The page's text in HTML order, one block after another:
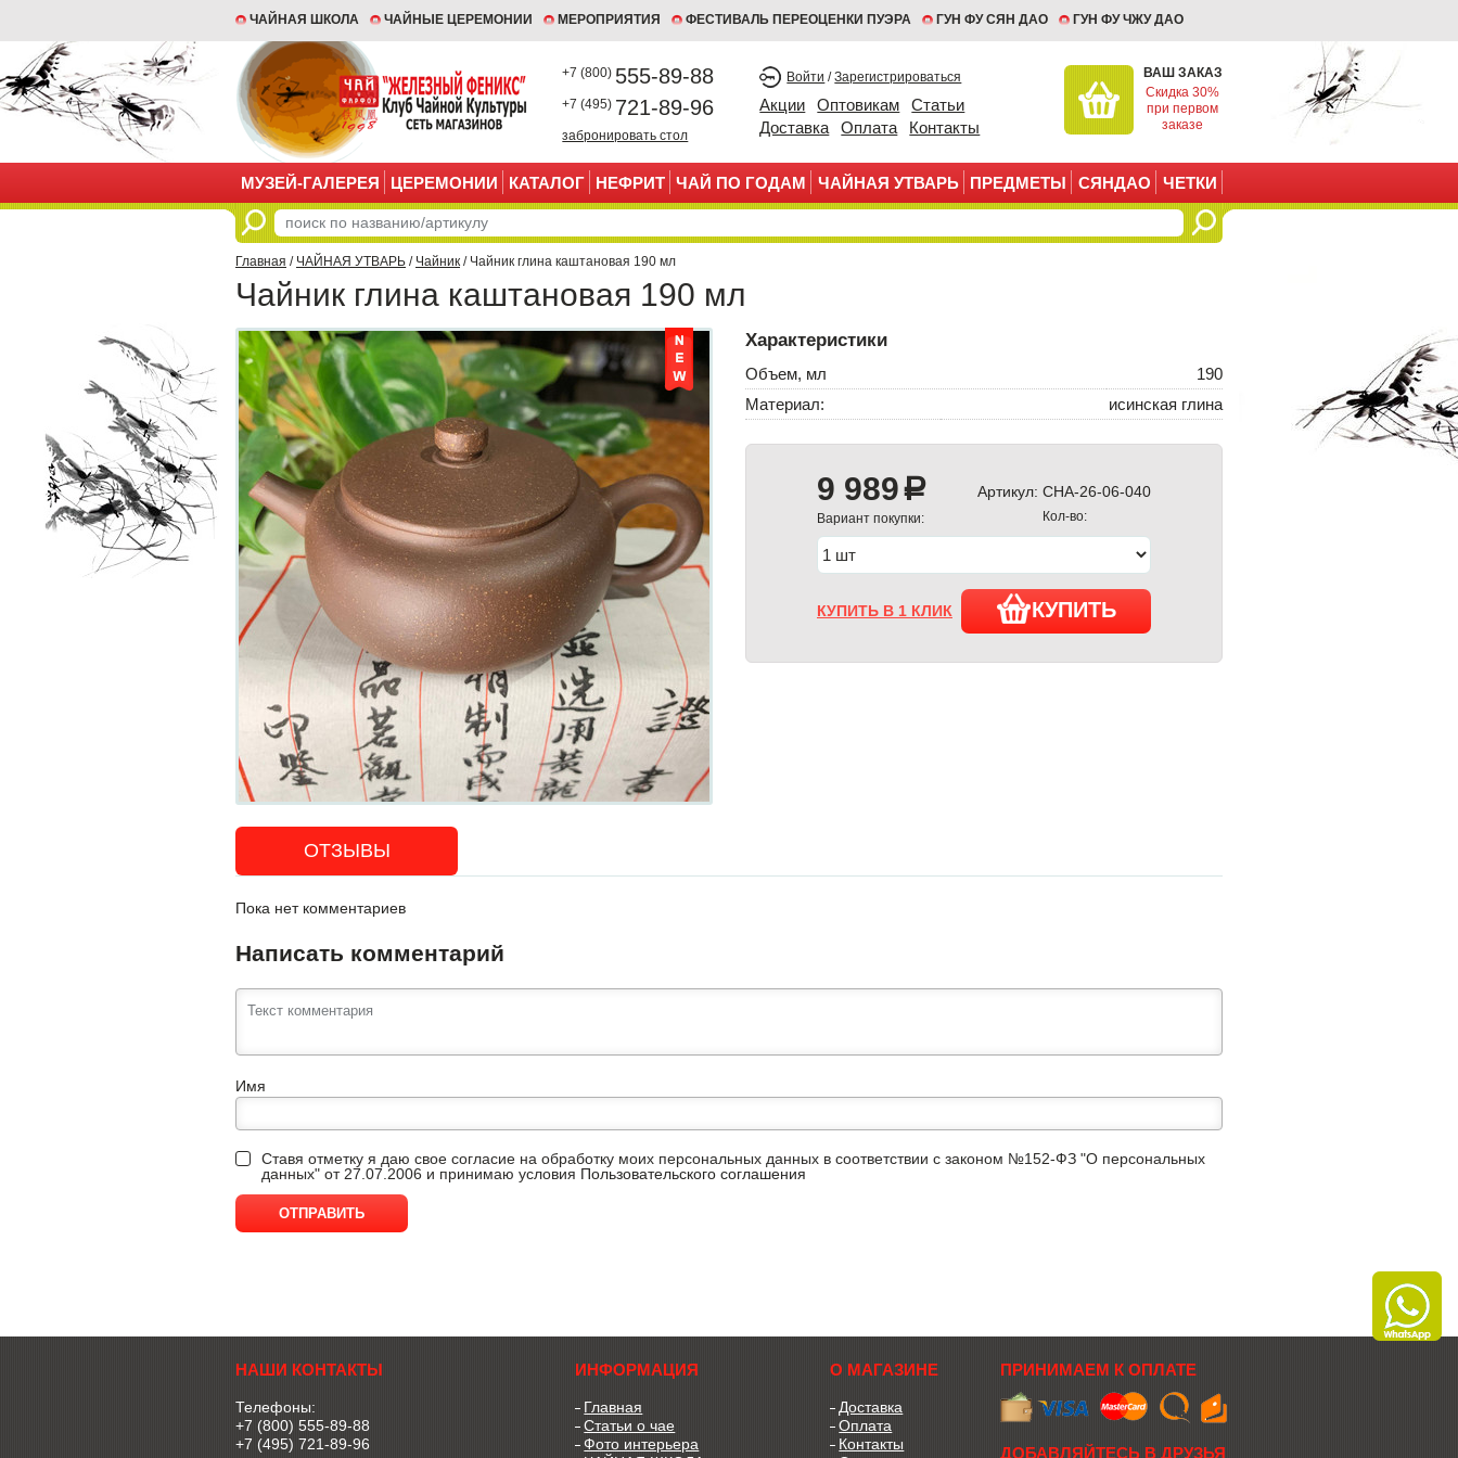
ЧАЙНАЯ ШКОЛА ЧАЙНЫЕ ЦЕРЕМОНИИ МЕРОПРИЯТИЯ ФЕСТИВАЛЬ ПЕРЕОЦЕНКИ ПУЭРА ГУН ФУ СЯН ДАО ГУН ФУ ЧЖУ ДАО
+7 (800) 555-89-88
+7 (495) 721-89-96
забронировать стол
Войти /Зарегистрироваться
Акции Оптовикам
Статьи
Доставка
Оплата Контакты
ВАШ ЗАКАЗ
Скидка 30%
при первом
заказе
МУЗЕЙ-ГАЛЕРЕЯ ЦЕРЕМОНИИ КАТАЛОГ НЕФРИТ ЧАЙ ПО ГОДАМ ЧАЙНАЯ УТВАРЬ ПРЕДМЕТЫ СЯНДАО ЧЕТКИ
Главная / ЧАЙНАЯ УТВАРЬ / Чайник / Чайник глина каштановая 190 мл
Чайник глина каштановая 190 мл
Характеристики
Объем, мл
190
Материал:
исинская глина
9 989 a
Вариант покупки:
Артикул: CHA-26-06-040
Кол-во:
КУПИТЬ В 1 КЛИК КУПИТЬ
ОТЗЫВЫ
Пока нет комментариев
Написать комментарий
Имя
Ставя отметку я даю свое согласие на обработку моих персональных данных в соответствии с законом №152-ФЗ "О персональных
данных" от 27.07.2006 и принимаю условия Пользовательского соглашения
НАШИ КОНТАКТЫ
Телефоны:
+7 (800) 555-89-88
+7 (495) 721-89-96
ИНФОРМАЦИЯ
Главная
Статьи о чае
Фото интерьера
О МАГАЗИНЕ
Доставка
Оплата
Контакты
ПРИНИМАЕМ К ОПЛАТЕ
ДОБАВЛЯЙТЕСЬ В ДРУЗЬЯ